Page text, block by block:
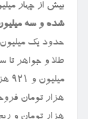
بیش از چهار
شده و سه میلیون و ۹۲۱ هزار